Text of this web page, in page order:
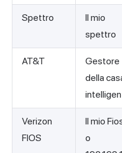
Spettro
Il mio
spettro
AT&T
Gestore
della
Verizon
FIOS
Il mio
o